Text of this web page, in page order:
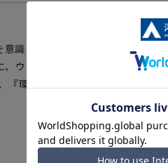
識した、スマートなスタイリッシ
ウォッシャブル仕様でいつも清
環境にやさしいエコなスーツ』に